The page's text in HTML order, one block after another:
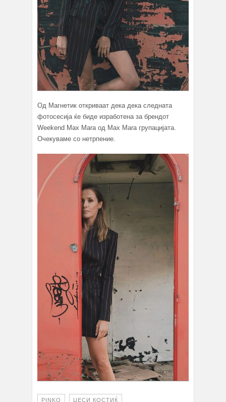
Од Магнетик откриваат дека дека следната
фотосесија ќе биде изработена за брендот
Weekend Max Mara од Max Mara групацијата.
Очекуваме со нетрпение.
PINKO ЏЕСИ КОСТИЌ